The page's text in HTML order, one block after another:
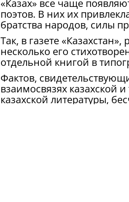
«Казах» все чаще
поэтов. В них их
братства народов, силы
Так, в газете
несколько его
отдельной книгой в
Фактов,
взаимосвязях казахской
казахской литературы,